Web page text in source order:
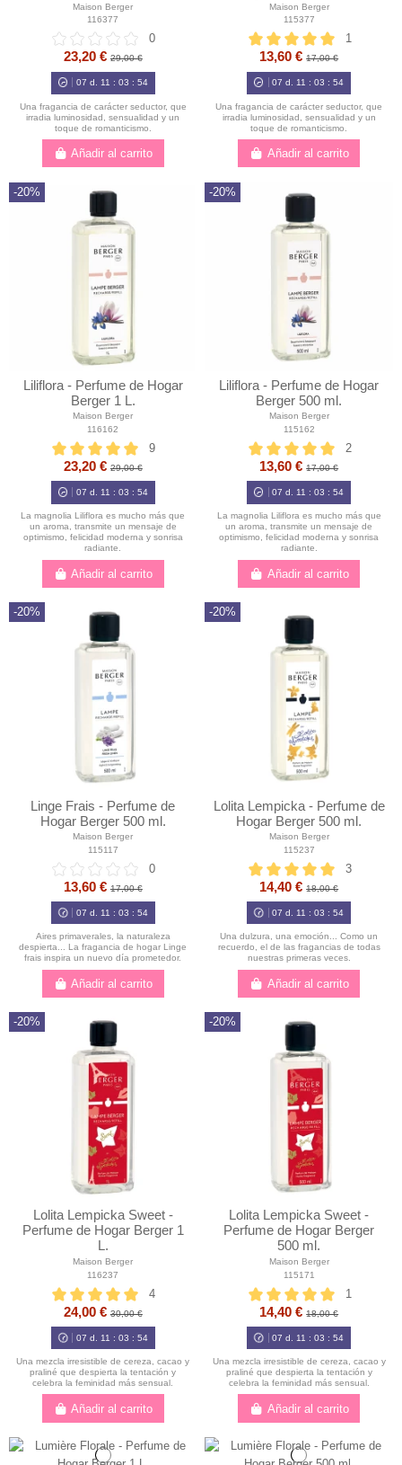
Maison Berger
116377
0
23,20 €29,00 €
07 d. 11 :03 :52
Una fragancia de carácter seductor, que
irradia luminosidad, sensualidad y un
toque de romanticismo.
Añadir al carrito
Maison Berger
115377
1
13,60 €17,00 €
07 d. 11 :03 :52
Una fragancia de carácter seductor, que
irradia luminosidad, sensualidad y un
toque de romanticismo.
Añadir al carrito
-20%
Liliflora - Perfume de Hogar
Berger 1 L.
Maison Berger
116162
9
23,20 €29,00 €
07 d. 11 :03 :52
La magnolia Liliflora es mucho más que
un aroma, transmite un mensaje de
optimismo, felicidad moderna y sonrisa
radiante.
Añadir al carrito
-20%
Liliflora - Perfume de Hogar
Berger 500 ml.
Maison Berger
115162
2
13,60 €17,00 €
07 d. 11 :03 :52
La magnolia Liliflora es mucho más que
un aroma, transmite un mensaje de
optimismo, felicidad moderna y sonrisa
radiante.
Añadir al carrito
-20%
Linge Frais - Perfume de
Hogar Berger 500 ml.
Maison Berger
115117
0
13,60 €17,00 €
07 d. 11 :03 :52
Aires primaverales, la naturaleza
despierta... La fragancia de hogar Linge
frais inspira un nuevo día prometedor.
Añadir al carrito
-20%
Lolita Lempicka - Perfume de
Hogar Berger 500 ml.
Maison Berger
115237
3
14,40 €18,00 €
07 d. 11 :03 :52
Una dulzura, una emoción... Como un
recuerdo, el de las fragancias de todas
nuestras primeras veces.
Añadir al carrito
-20%
Lolita Lempicka Sweet -
Perfume de Hogar Berger 1
L.
Maison Berger
116237
4
24,00 €30,00 €
07 d. 11 :03 :52
Una mezcla irresistible de cereza, cacao y
praliné que despierta la tentación y
celebra la feminidad más sensual.
Añadir al carrito
-20%
Lolita Lempicka Sweet -
Perfume de Hogar Berger
500 ml.
Maison Berger
115171
1
14,40 €18,00 €
07 d. 11 :03 :52
Una mezcla irresistible de cereza, cacao y
praliné que despierta la tentación y
celebra la feminidad más sensual.
Añadir al carrito